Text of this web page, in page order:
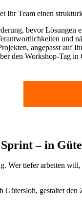
Ihr Team einen
bevor Lösungen
und
angepasst auf
den Workshop-Tag
– in
Wer tiefer arbeiten
gestaltet